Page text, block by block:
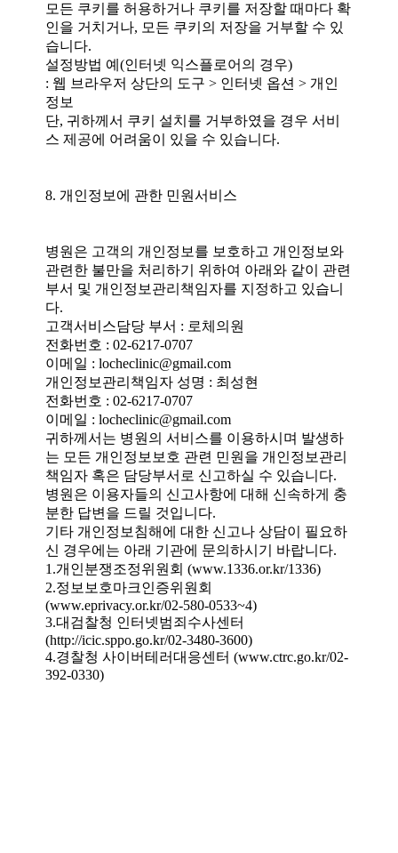
모든 쿠키를 허용하거나 쿠키를 저장할 때마다 확
인을 거치거나, 모든 쿠키의 저장을 거부할 수 있
습니다.
설정방법 예(인터넷 익스플로어의 경우)
: 웹 브라우저 상단의 도구 > 인터넷 옵션 > 개인
정보
단, 귀하께서 쿠키 설치를 거부하였을 경우 서비
스 제공에 어려움이 있을 수 있습니다.
8. 개인정보에 관한 민원서비스
병원은 고객의 개인정보를 보호하고 개인정보와
관련한 불만을 처리하기 위하여 아래와 같이 관련
부서 및 개인정보관리책임자를 지정하고 있습니
다.
고객서비스담당 부서 : 로체의원
전화번호 : 02-6217-0707
이메일 : locheclinic@gmail.com
개인정보관리책임자 성명 : 최성현
전화번호 : 02-6217-0707
이메일 : locheclinic@gmail.com
귀하께서는 병원의 서비스를 이용하시며 발생하
는 모든 개인정보보호 관련 민원을 개인정보관리
책임자 혹은 담당부서로 신고하실 수 있습니다.
병원은 이용자들의 신고사항에 대해 신속하게 충
분한 답변을 드릴 것입니다.
기타 개인정보침해에 대한 신고나 상담이 필요하
신 경우에는 아래 기관에 문의하시기 바랍니다.
1.개인분쟁조정위원회 (www.1336.or.kr/1336)
2.정보보호마크인증위원회
(www.eprivacy.or.kr/02-580-0533~4)
3.대검찰청 인터넷범죄수사센터
(http://icic.sppo.go.kr/02-3480-3600)
4.경찰청 사이버테러대응센터 (www.ctrc.go.kr/02-
392-0330)